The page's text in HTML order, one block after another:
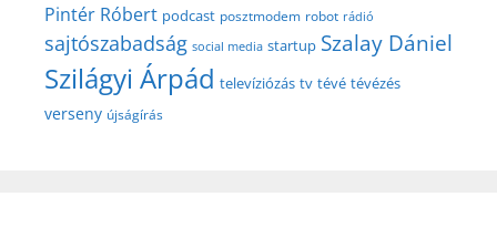
Pintér Róbert podcast posztmodem robot rádió
sajtószabadság social media startup Szalay Dániel
Szilágyi Árpád televíziózás tv tévé tévézés
verseny újságírás